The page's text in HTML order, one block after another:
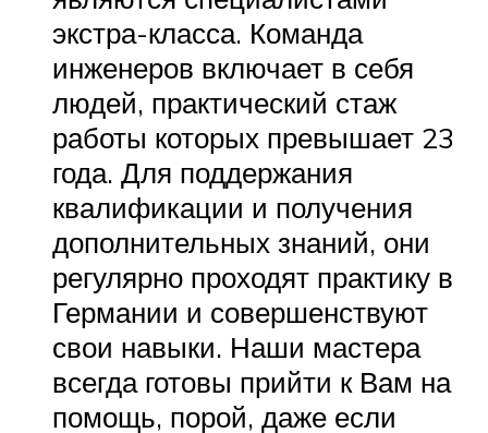
экстра-класса. Команда
инженеров включает в себя
людей, практический стаж
работы которых превышает 23
года. Для поддержания
квалификации и получения
дополнительных знаний, они
регулярно проходят практику в
Германии и совершенствуют
свои навыки. Наши мастера
всегда готовы прийти к Вам на
помощь, порой, даже если